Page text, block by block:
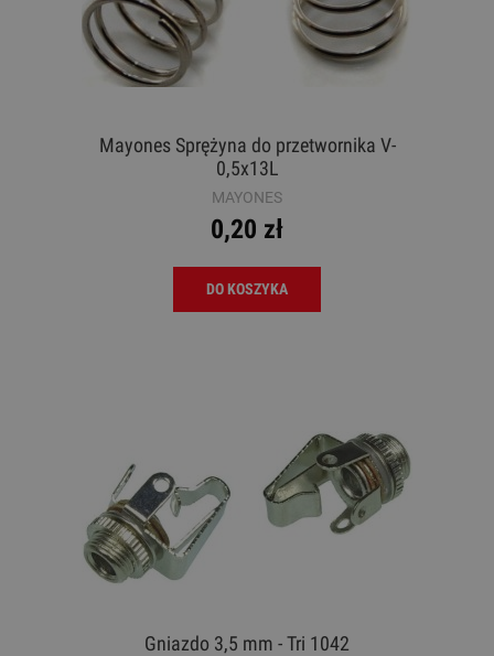
Mayones Sprężyna do przetwornika V-
0,5x13L
MAYONES
0,20 zł
DO KOSZYKA
Gniazdo 3,5 mm - Tri 1042